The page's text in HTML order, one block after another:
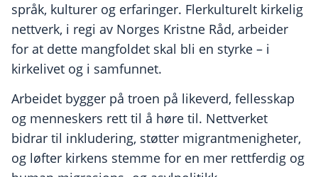
språk, kulturer og erfaringer. Flerkulturelt kirkelig
nettverk, i regi av Norges Kristne Råd, arbeider
for at dette mangfoldet skal bli en styrke – i
kirkelivet og i samfunnet.
Arbeidet bygger på troen på likeverd, fellesskap
og menneskers rett til å høre til. Nettverket
bidrar til inkludering, støtter migrantmenigheter,
og løfter kirkens stemme for en mer rettferdig og